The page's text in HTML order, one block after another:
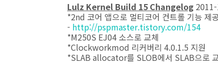
Lulz Kernel Build 15 Changelog
*2nd 코어 앱으로 멀티코어 컨트롤 기능 제
- http://pspmaster.tistory.com/154
*M250S EJ04 소스로 교체
*Clockworkmod 리커버리 4.0.1.5 지원
*SLAB allocator를 SLOB에서 SLAB으로